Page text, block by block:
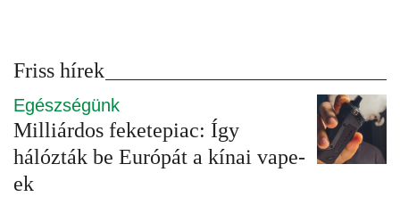
Friss hírek
Egészségünk
Milliárdos feketepiac: Így
hálózták be Európát a kínai vape-
ek